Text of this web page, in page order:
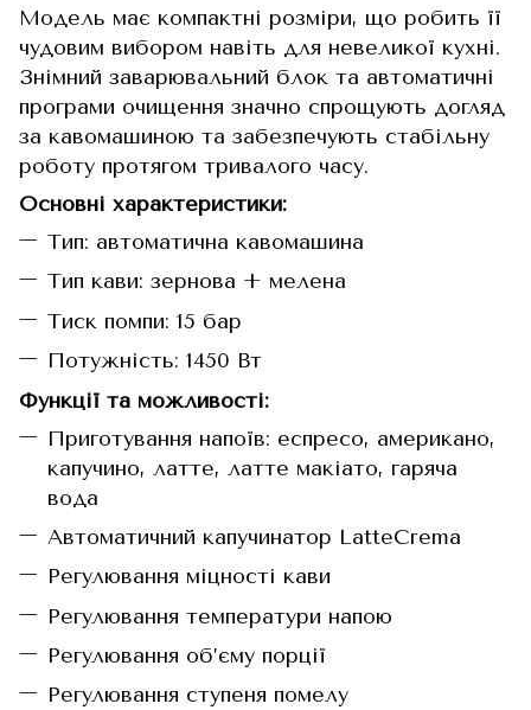
Модель має компактні розміри, що робить її
чудовим вибором навіть для невеликої кухні.
Знімний заварювальний блок та автоматичні
програми очищення значно спрощують догляд
за кавомашиною та забезпечують стабільну
роботу протягом тривалого часу.
Основні характеристики:
Тип: автоматична кавомашина
Тип кави: зернова + мелена
Тиск помпи: 15 бар
Потужність: 1450 Вт
Функції та можливості:
Приготування напоїв: еспресо, американо,
капучино, латте, латте макіато, гаряча
вода
Автоматичний капучинатор LatteCrema
Регулювання міцності кави
Регулювання температури напою
Регулювання об’єму порції
Регулювання ступеня помелу